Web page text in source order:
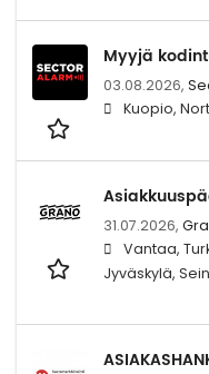
Myyjä
03.08.2026,
Kuopio,
31.07.2026,
Vantaa,
Jyväskylä,